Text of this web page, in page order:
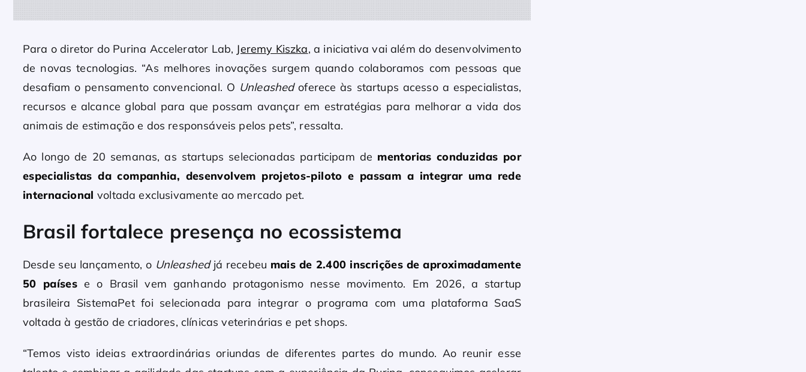
Para o diretor do Purina Accelerator Lab, Jeremy Kiszka, a iniciativa vai além do desenvolvimento
de novas tecnologias. “As melhores inovações surgem quando colaboramos com pessoas que
desafiam o pensamento convencional. O Unleashedoferece às startups acesso a especialistas,
recursos e alcance global para que possam avançar em estratégias para melhorar a vida dos
animais de estimação e dos responsáveis pelos pets”, ressalta.
Ao longo de 20 semanas, as startups selecionadas participam de mentorias conduzidas por
especialistas da companhia, desenvolvem projetos-piloto e passam a integrar uma rede
internacionalvoltada exclusivamente ao mercado pet.
Brasil fortalece presença no ecossistema
Desde seu lançamento, o Unleashed já recebeu mais de 2.400 inscrições de aproximadamente
50 países e o Brasil vem ganhando protagonismo nesse movimento. Em 2026, a startup
brasileira SistemaPet foi selecionada para integrar o programa com uma plataforma SaaS
voltada à gestão de criadores, clínicas veterinárias e pet shops.
“Temos visto ideias extraordinárias oriundas de diferentes partes do mundo. Ao reunir esse